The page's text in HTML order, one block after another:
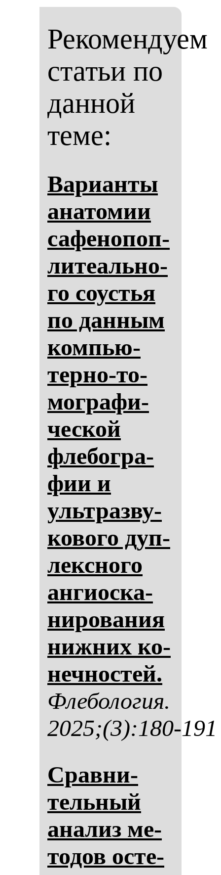
Рекомендуем
статьи по
данной
теме:
Ва­ри­ан­ты
ана­то­мии
са­фе­но­поп­
ли­те­аль­но­
го со­ус­тья
по дан­ным
ком­пью­
тер­но-то­
мог­ра­фи­
чес­кой
фле­бог­ра­
фии и
ультраз­ву­
ко­во­го дуп­
лек­сно­го
ан­ги­ос­ка­
ни­ро­ва­ния
ниж­них ко­
неч­нос­тей.
Фле­бо­ло­гия.
2025;(3):180-191
Срав­ни­
тель­ный
ана­лиз ме­
то­дов ос­те­